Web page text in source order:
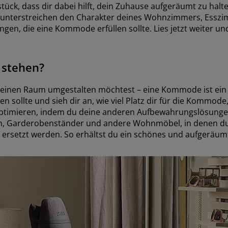
dass dir dabei hilft, dein Zuhause aufgeräumt zu
den Charakter deines Wohnzimmers,
die eine Kommode erfüllen sollte. Lies jetzt weiter
Raum umgestalten möchtest – eine Kommode ist
sollte und sieh dir an, wie viel Platz dir für die
indem du deine anderen
Garderobenständer und andere Wohnmöbel, in denen
werden. So erhältst du ein schönes und